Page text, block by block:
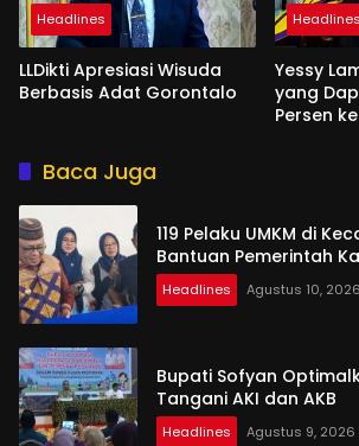
Headlines
LLDikti Apresiasi Wisuda
Berbasis Adat Gorontalo
Headlines
Yessy
yang
Persen
Baca Juga
119 Pelaku UMKM di
Bantuan Pemerintah
Headlines Agustus 10, 2026
Bupati Sofyan
Tangani AKI dan AKB
Headlines Agustus 9, 2026